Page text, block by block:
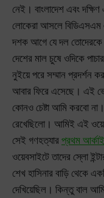
নেই। বাংলাদেশ এবং
লোকেরা আসলে
দশক আগে যে দল তোদেরকে
দেশের মাল চুষে ওদিকে
নুইয়ে পরে সম্মান প্রদর্শন
আবার ফিরে এসেছে। এই
কোনও চেষ্টা আমি করবো
রেখেছিলো। আমিই এই
সেই গণহত্যারপ্রথম
ওয়েবসাইটে তাদের স্লো
শেখ হাসিনার বাড়ি থেকে
দেখিয়েছিল। কিন্তু বাল